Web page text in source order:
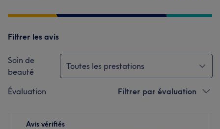
Filtrer les avis
Soin de
beauté
Toutes les prestations
Évaluation Filtrer par évaluation
Avis vérifiés